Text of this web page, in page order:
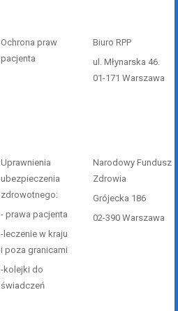
Ochrona praw
pacjenta
Biuro RPP
ul. Młynarska 46.
01-171 Warszawa
Uprawnienia
ubezpieczenia
zdrowotnego:
- prawa pacjenta
-leczenie w kraju
i poza granicami
-kolejki do
świadczeń
Narodowy Fundusz
Zdrowia
Grójecka 186
02-390 Warszawa